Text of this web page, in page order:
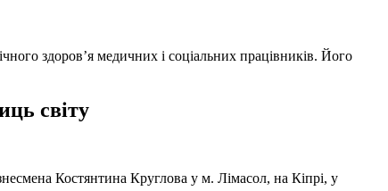
здоров’я медичних і соціальних працівників. Його
світу
Костянтина Круглова у м. Лімасол, на Кіпрі, у